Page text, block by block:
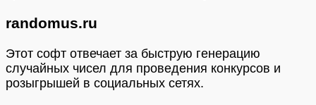
randomus.ru
Этот софт отвечает за быструю генерацию
случайных чисел для проведения конкурсов и
розыгрышей в социальных сетях.